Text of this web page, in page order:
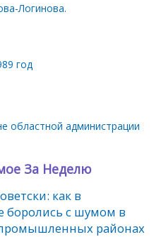
Логинова.
год
областной администрации
За Неделю
как в
боролись с шумом в
районах